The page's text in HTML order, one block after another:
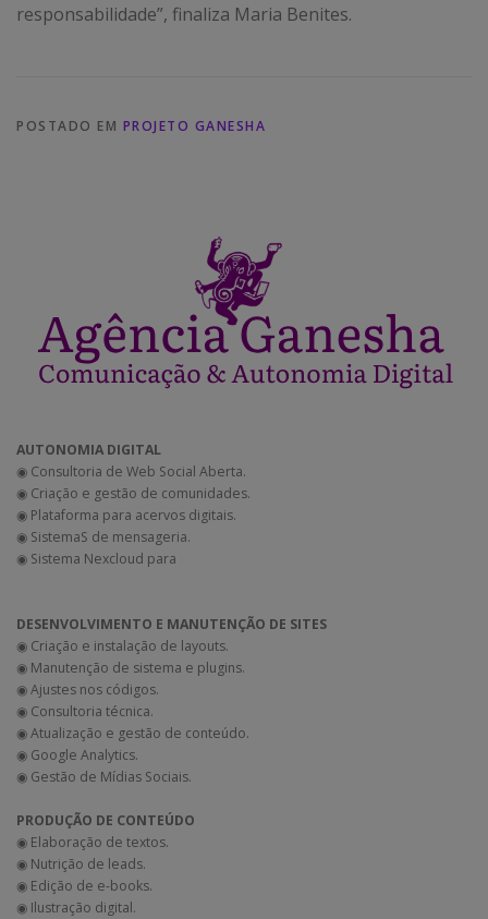
responsabilidade”, finaliza Maria Benites.
POSTADO EM PROJETO GANESHA
AUTONOMIA DIGITAL
◉ Consultoria de Web Social Aberta.
◉ Criação e gestão de comunidades.
◉ Plataforma para acervos digitais.
◉ SistemaS de mensageria.
◉ Sistema Nexcloud para
DESENVOLVIMENTO E MANUTENÇÃO DE SITES
◉ Criação e instalação de layouts.
◉ Manutenção de sistema e plugins.
◉ Ajustes nos códigos.
◉ Consultoria técnica.
◉ Atualização e gestão de conteúdo.
◉ Google Analytics.
◉ Gestão de Mídias Sociais.
PRODUÇÃO DE CONTEÚDO
◉ Elaboração de textos.
◉ Nutrição de leads.
◉ Edição de e-books.
◉ Ilustração digital.